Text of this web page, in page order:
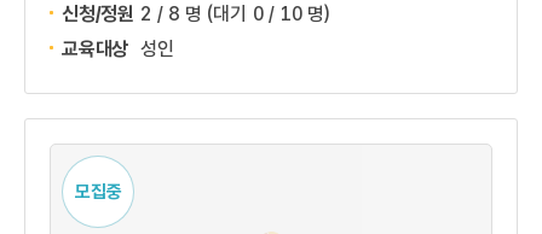
신청/정원 2 / 8 명 (대기 0 / 10 명)
교육대상 성인
모집중